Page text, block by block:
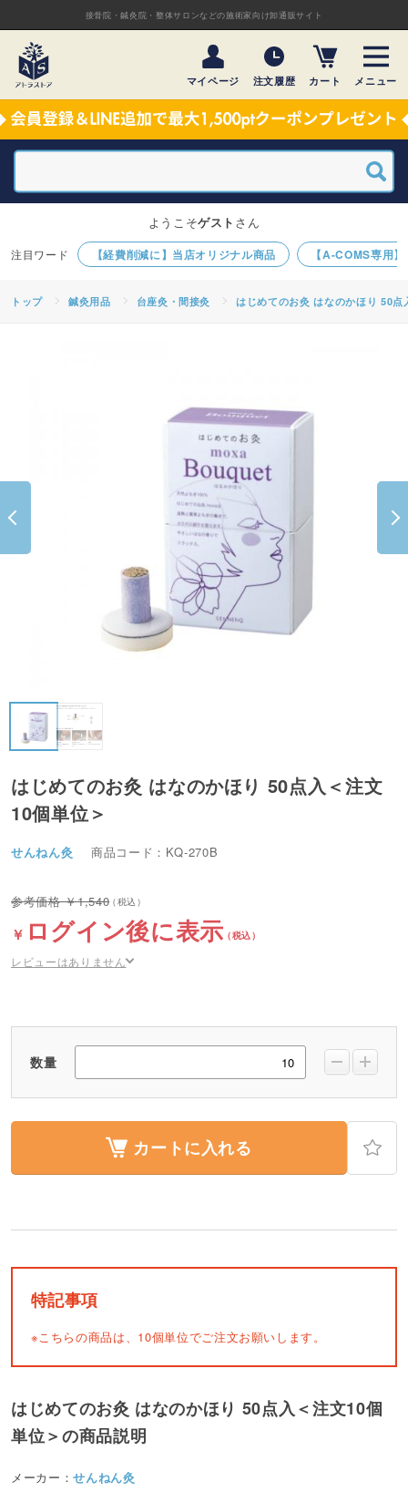
接骨院・鍼灸院・整体サロンなどの施術家向け卸通販サイト
マイページ 注文履歴 カート メニュー
【経費削減に】当店オリジナル商品 【A-COMS専用
ようこそゲスト さん
トップ 鍼灸用品 台座灸・間接灸 はじめてのお灸 はなのかほり 50点
はじめてのお灸 はなのかほり 50点入＜注文
10個単位＞
せんねん灸 商品コード：KQ-270B
1,540
ログイン後に表示
レビューはありません
数量
カートに入れる
特記事項
※こちらの商品は、10個単位でご注文お願いします。
はじめてのお灸 はなのかほり 50点入＜注文10個
単位＞の商品説明
メーカー：せんねん灸